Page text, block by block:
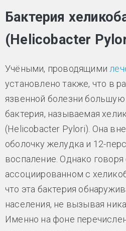
Бактерия
(Helicobacter
Учёными, проводящими
установлено также, что в
язвенной болезни большую
бактерия, называемая
(Helicobacter Pylori). Она
оболочку желудка и 12-
воспаление. Однако говоря
ассоциированном с
что эта бактерия
населения, не вызывая
Именно на фоне